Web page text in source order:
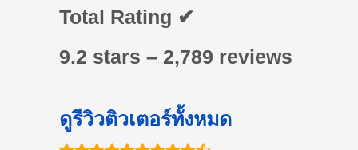
Total Rating ✔
9.2 stars – 2,789 reviews
ดูรีวิวติวเตอร์ทั้งหมด